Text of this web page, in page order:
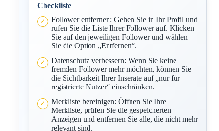
Checkliste
Follower entfernen: Gehen Sie in Ihr Profil und
rufen Sie die Liste Ihrer Follower auf. Klicken
Sie auf den jeweiligen Follower und wählen
Sie die Option „Entfernen“.
Datenschutz verbessern: Wenn Sie keine
fremden Follower mehr möchten, können Sie
die Sichtbarkeit Ihrer Inserate auf „nur für
registrierte Nutzer“ einschränken.
Merkliste bereinigen: Öffnen Sie Ihre
Merkliste, prüfen Sie die gespeicherten
Anzeigen und entfernen Sie alle, die nicht mehr
relevant sind.